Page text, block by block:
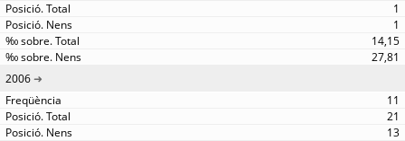
1
1
14,15
27,81
2006
11
21
13